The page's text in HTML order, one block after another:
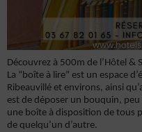
Découvrez à 500m de l’Hôtel &
La “boîte à lire” est un espace
Ribeauvillé et environs, ainsi
est de déposer un bouquin,
une boîte à disposition de tous
de quelqu’un d’autre.